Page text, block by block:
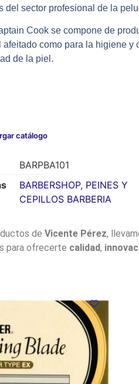
del sector profesional de la
Cook se compone de
afeitado como para la higiene y
de la piel.
catálogo
BARPBA101
BARBERSHOP, PEINES Y
CEPILLOS BARBERIA
de Vicente Pérez,
para ofrecerte calidad,